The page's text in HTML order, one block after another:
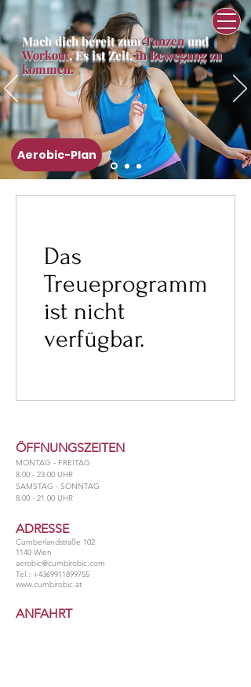
Mach dich bereit zumTanzenund
Workout. Es ist Zeit,in Bewegung zu
kommen.
Aerobic-Plan
Das
Treueprogramm
ist nicht
verfügbar.
ÖFFNUNGSZEITEN
MONTAG - FREITAG
8.00 - 23.00 UHR
​SAMSTAG - SONNTAG
​8.00 - 21.00 UHR
ADRESSE
Cumberlandstraße 102
1140 Wien
aerobic@cumbirobic.com
Tel.: +4369911899755
www.cumbirobic.at
ANFAHRT